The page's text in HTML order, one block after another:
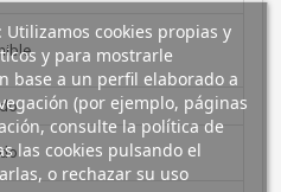
cookies propias y
y para mostrarle
base a un perfil elaborado a
(por ejemplo, páginas
consulte la política de
las cookies pulsando el
o rechazar su uso